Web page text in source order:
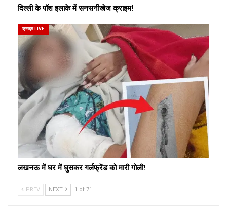
दिल्ली के पॉश इलाके में सनसनीखेज क्राइम!
क्राइम LIVE
लखनऊ में घर में घुसकर गर्लफ्रेंड को मारी गोली!
PREV NEXT 1 of 71